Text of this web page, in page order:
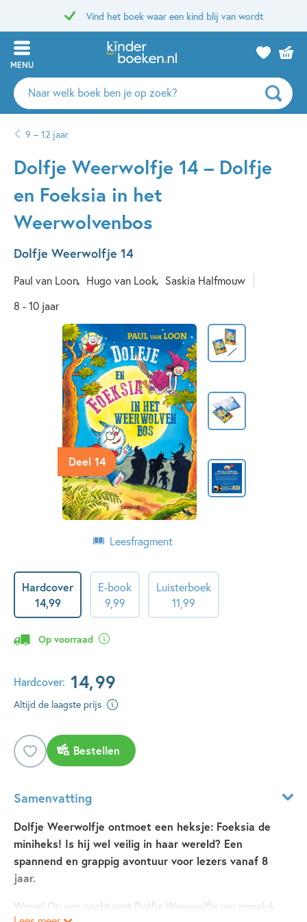
Vind het boek waar een kind blij van wordt
MENU
Zoeken
naar
auteurs
uitgevers
9 – 12 jaar
Dolfje Weerwolfje 14 – Dolfje
en Foeksia in het
Weerwolvenbos
Dolfje Weerwolfje 14
Paul van Loon Hugo van Look
Saskia Halfmouw
8 - 10 jaar
Deel 14
Leesfragment
Hardcover
14,99
E-book
9,99
Luisterboek
11,99
Op voorraad
Hardcover: 14,99
Altijd de laagste prijs
Bestellen
Samenvatting
Dolfje Weerwolfje ontmoet een heksje: Foeksia de
miniheks! Is hij wel veilig in haar wereld? Een
spannend en grappig avontuur voor lezers vanaf 8
jaar.
Wrow! Op een nacht rent Dolfje Weerwolfje per ongeluk